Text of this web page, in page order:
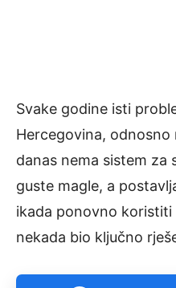
Svake godine isti
Hercegovina,
danas nema sistem za
guste magle, a
ikada ponovno koristiti
nekada bio ključno